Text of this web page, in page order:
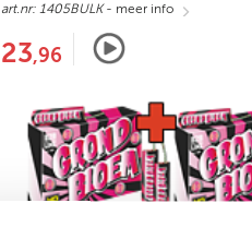
art.nr: 1405BULK- meer info
23,96